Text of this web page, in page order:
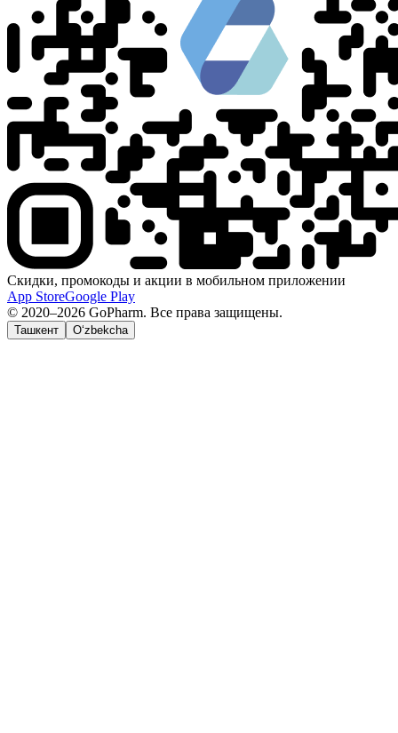
Скидки, промокоды и акции в мобильном приложении
App StoreGoogle Play
© 2020–2026 GoPharm. Все права защищены.
Ташкент O‘zbekcha